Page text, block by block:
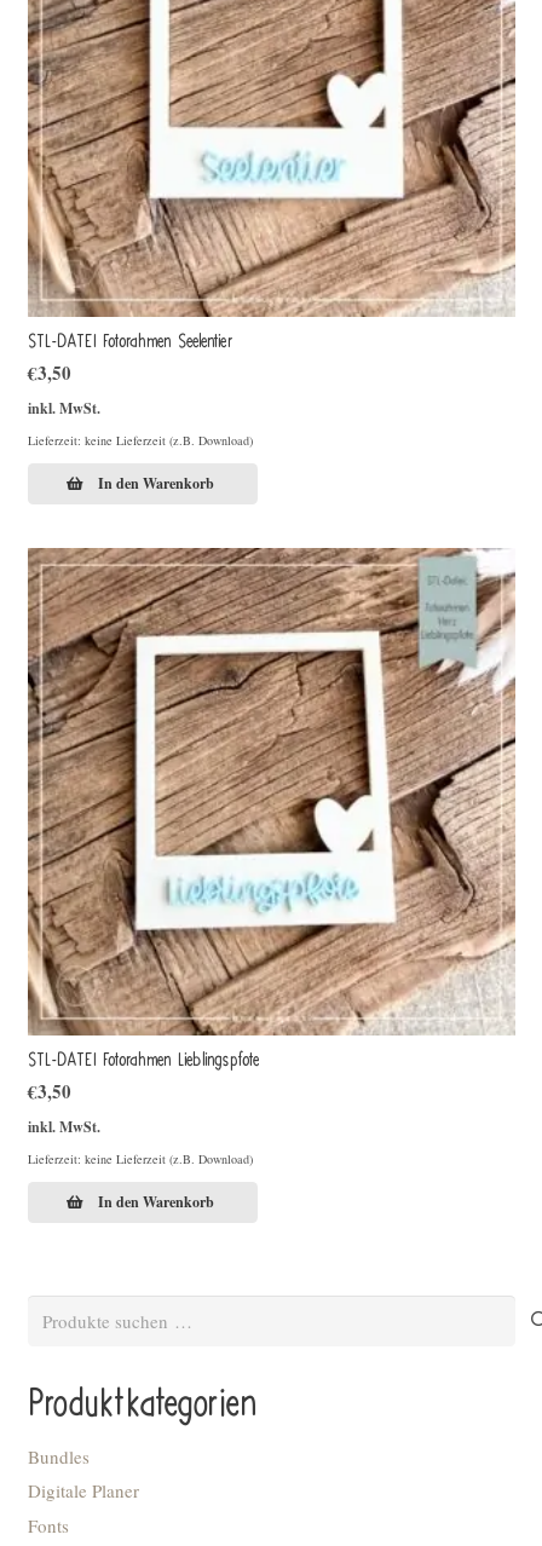
STL-DATEI Fotorahmen Seelentier
€3,50
inkl. MwSt.
Lieferzeit: keine Lieferzeit (z.B. Download)
In den Warenkorb
STL-DATEI Fotorahmen Lieblingspfote
€3,50
inkl. MwSt.
Lieferzeit: keine Lieferzeit (z.B. Download)
In den Warenkorb
Produktkategorien
Bundles
Digitale Planer
Fonts